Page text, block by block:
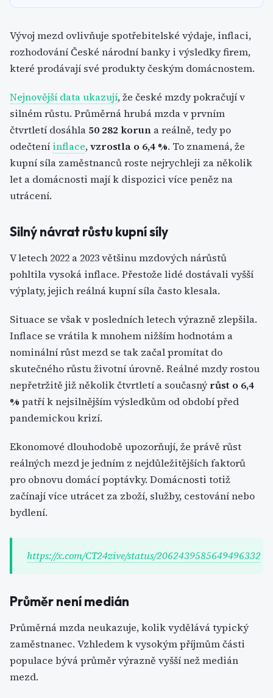
Vývoj mezd ovlivňuje spotřebitelské výdaje, inflaci,
rozhodování České národní banky i výsledky firem,
které prodávají své produkty českým domácnostem.
Nejnovější data ukazují, že české mzdy pokračují v
silném růstu. Průměrná hrubá mzda v prvním
čtvrtletí dosáhla 50 282 korun a reálně, tedy po
odečtení inflace,vzrostla o 6,4 %. To znamená, že
kupní síla zaměstnanců roste nejrychleji za několik
let a domácnosti mají k dispozici více peněz na
utrácení.
Silný návrat růstu kupní síly
V letech 2022 a 2023 většinu mzdových nárůstů
pohltila vysoká inflace. Přestože lidé dostávali vyšší
výplaty, jejich reálná kupní síla často klesala.
Situace se však v posledních letech výrazně zlepšila.
Inflace se vrátila k mnohem nižším hodnotám a
nominální růst mezd se tak začal promítat do
skutečného růstu životní úrovně. Reálné mzdy rostou
nepřetržitě již několik čtvrtletí a současnýrůst o 6,4
% patří k nejsilnějším výsledkům od období před
pandemickou krizí.
Ekonomové dlouhodobě upozorňují, že právě růst
reálných mezd je jedním z nejdůležitějších faktorů
pro obnovu domácí poptávky. Domácnosti totiž
začínají více utrácet za zboží, služby, cestování nebo
bydlení.
https://x.com/CT24zive/status/2062439585649496332
Průměr není medián
Průměrná mzda neukazuje, kolik vydělává typický
zaměstnanec. Vzhledem k vysokým příjmům části
populace bývá průměr výrazně vyšší než medián
mezd.